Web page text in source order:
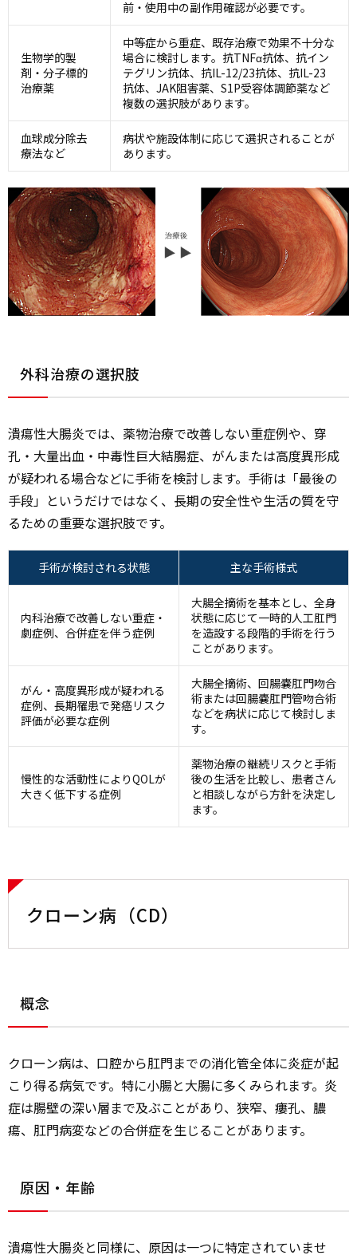
前・使用中の副作用確認が必要です。
生物学的製
剤・分子標的
治療薬
中等症から重症、既存治療で効果不十分な
場合に検討します。抗TNFα抗体、抗イン
テグリン抗体、抗IL-12/23抗体、抗IL-23
抗体、JAK阻害薬、S1P受容体調節薬など
複数の選択肢があります。
血球成分除去
療法など
病状や施設体制に応じて選択されることが
あります。
外科治療の選択肢
潰瘍性大腸炎では、薬物治療で改善しない重症例や、穿
孔・大量出血・中毒性巨大結腸症、がんまたは高度異形成
が疑われる場合などに手術を検討します。手術は「最後の
手段」というだけではなく、長期の安全性や生活の質を守
るための重要な選択肢です。
手術が検討される状態 主な手術様式
内科治療で改善しない重症・
劇症例、合併症を伴う症例
大腸全摘術を基本とし、全身
状態に応じて一時的人工肛門
を造設する段階的手術を行う
ことがあります。
がん・高度異形成が疑われる
症例、長期罹患で発癌リスク
評価が必要な症例
大腸全摘術、回腸嚢肛門吻合
術または回腸嚢肛門管吻合術
などを病状に応じて検討しま
す。
慢性的な活動性によりQOLが
大きく低下する症例
薬物治療の継続リスクと手術
後の生活を比較し、患者さん
と相談しながら方針を決定し
ます。
クローン病（CD）
概念
クローン病は、口腔から肛門までの消化管全体に炎症が起
こり得る病気です。特に小腸と大腸に多くみられます。炎
症は腸壁の深い層まで及ぶことがあり、狭窄、瘻孔、膿
瘍、肛門病変などの合併症を生じることがあります。
原因・年齢
潰瘍性大腸炎と同様に、原因は一つに特定されていませ